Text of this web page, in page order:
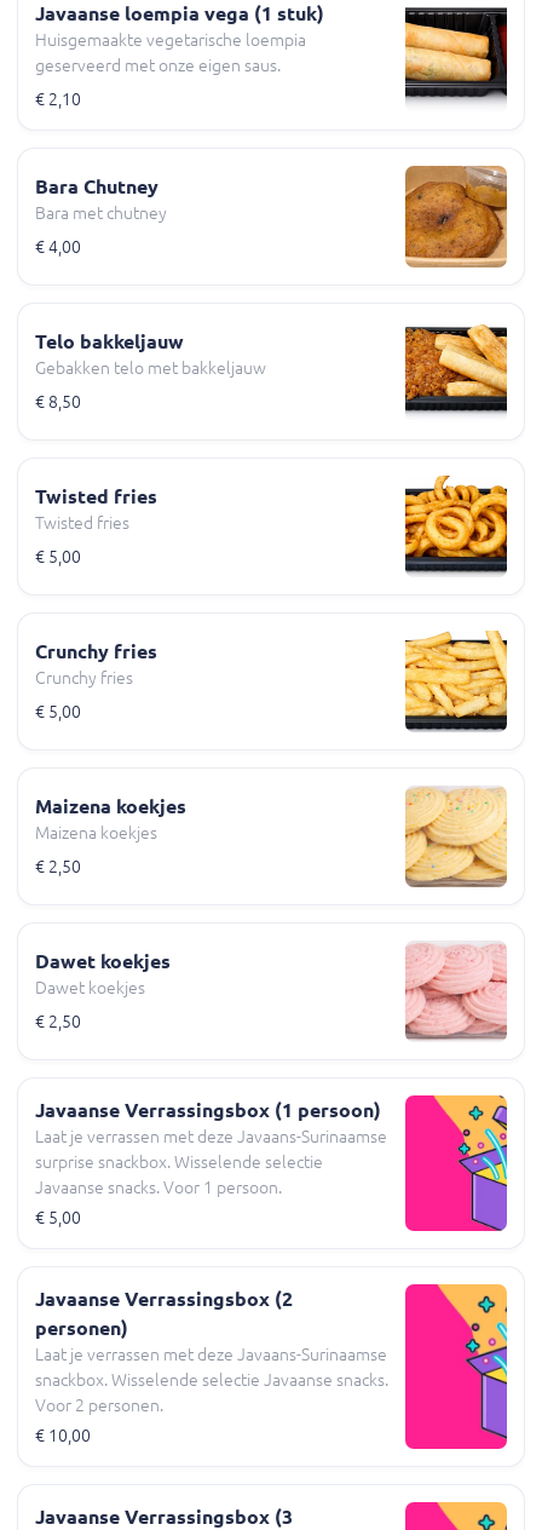
Javaanse loempia vega (1 stuk)
Huisgemaakte vegetarische loempia
geserveerd met onze eigen saus.
€ 2,10
Bara Chutney
Bara met chutney
€ 4,00
Telo bakkeljauw
Gebakken telo met bakkeljauw
€ 8,50
Twisted fries
Twisted fries
€ 5,00
Crunchy fries
Crunchy fries
€ 5,00
Maizena koekjes
Maizena koekjes
€ 2,50
Dawet koekjes
Dawet koekjes
€ 2,50
Javaanse Verrassingsbox (1 persoon)
Laat je verrassen met deze Javaans-Surinaamse
surprise snackbox. Wisselende selectie
Javaanse snacks. Voor 1 persoon.
€ 5,00
Javaanse Verrassingsbox (2
personen)
Laat je verrassen met deze Javaans-Surinaamse
snackbox. Wisselende selectie Javaanse snacks.
Voor 2 personen.
€ 10,00
Javaanse Verrassingsbox (3